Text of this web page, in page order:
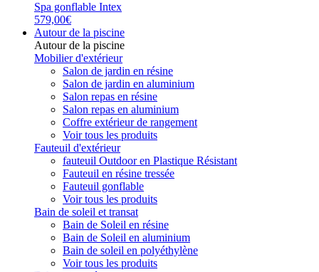
Spa gonflable Intex
579,00€
Autour de la piscine
Autour de la piscine
Mobilier d'extérieur
Salon de jardin en résine
Salon de jardin en aluminium
Salon repas en résine
Salon repas en aluminium
Coffre extérieur de rangement
Voir tous les produits
Fauteuil d'extérieur
fauteuil Outdoor en Plastique Résistant
Fauteuil en résine tressée
Fauteuil gonflable
Voir tous les produits
Bain de soleil et transat
Bain de Soleil en résine
Bain de Soleil en aluminium
Bain de soleil en polyéthylène
Voir tous les produits